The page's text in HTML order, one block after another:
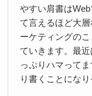
やすい肩書は
て言えるほど大
ーケティングの
ていきます。最
っぷりハマって
り書くことになり